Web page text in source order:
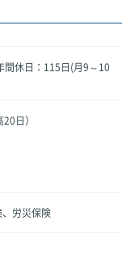
間休日：115日(月9～10
日）
、労災保険